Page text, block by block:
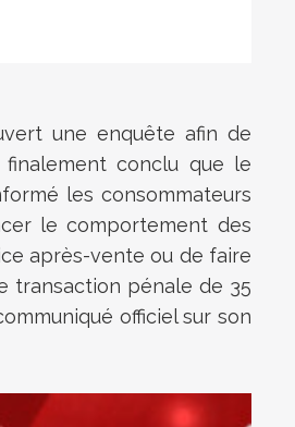
une enquête afin de
conclu que le
les consommateurs
le comportement des
après-vente ou de faire
transaction pénale de 35
officiel sur son